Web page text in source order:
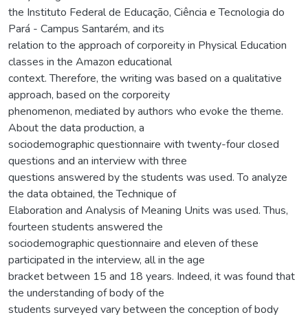
the Instituto Federal de Educação, Ciência e Tecnologia do
Pará - Campus Santarém, and its
relation to the approach of corporeity in Physical Education
classes in the Amazon educational
context. Therefore, the writing was based on a qualitative
approach, based on the corporeity
phenomenon, mediated by authors who evoke the theme.
About the data production, a
sociodemographic questionnaire with twenty-four closed
questions and an interview with three
questions answered by the students was used. To analyze
the data obtained, the Technique of
Elaboration and Analysis of Meaning Units was used. Thus,
fourteen students answered the
sociodemographic questionnaire and eleven of these
participated in the interview, all in the age
bracket between 15 and 18 years. Indeed, it was found that
the understanding of body of the
students surveyed vary between the conception of body